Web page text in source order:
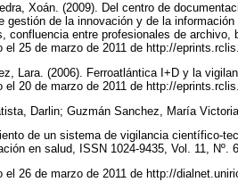
Xoán. (2009). Del centro de
gestión de la innovación y de la
confluencia entre profesionales de
el 25 de marzo de 2011 de http://
Lara. (2006). Ferroatlántica I+D y la
el 20 de marzo de 2011 de http://
Darlin; Guzmán Sanchez, María
de un sistema de vigilancia científico-
en salud, ISSN 1024-9435, Vol. 11, Nº.
el 26 de marzo de 2011 de http://